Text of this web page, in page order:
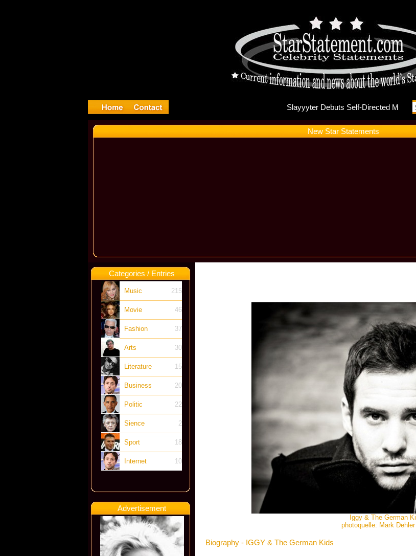
New Star Statements
Categories / Entries
Music 215
Movie 46
Fashion 37
Arts 30
Literature 15
Business 20
Politic 22
Sience 2
Sport 18
Internet 10
Advertisement
Iggy & The German
photoquelle: Mark
Biography - IGGY & The German Kids